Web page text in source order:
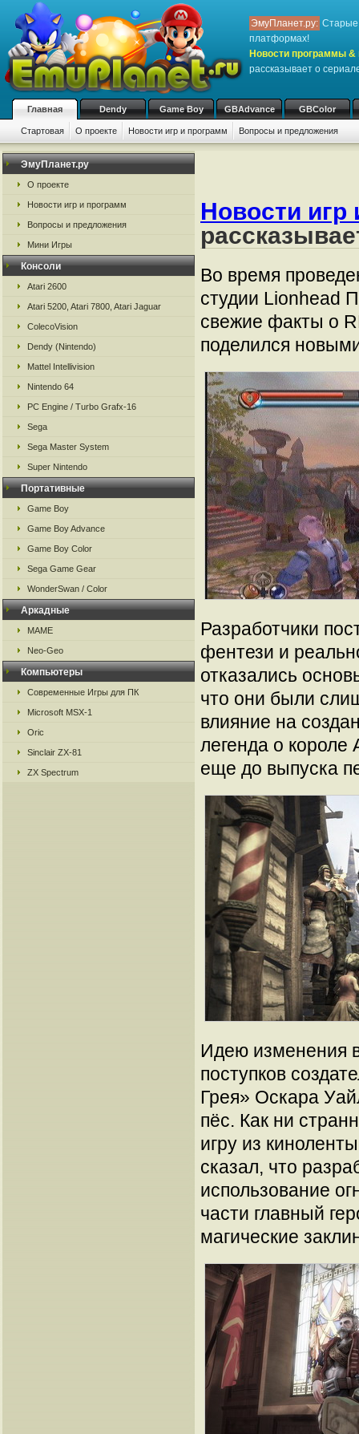
ЭмуПланет.ру: Старые
платформах!
Новости программы &
рассказывает о
Главная Dendy Game Boy GBAdvance GBColor
Стартовая О проекте Новости игр и программ Вопросы и предложения
ЭмуПланет.ру
О проекте
Новости игр и программ
Вопросы и предложения
Мини Игры
Консоли
Atari 2600
Atari 5200, Atari 7800, Atari Jaguar
ColecoVision
Dendy (Nintendo)
Mattel Intellivision
Nintendo 64
PC Engine / Turbo Grafx-16
Sega
Sega Master System
Super Nintendo
Портативные
Game Boy
Game Boy Advance
Game Boy Color
Sega Game Gear
WonderSwan / Color
Аркадные
MAME
Neo-Geo
Компьютеры
Современные Игры для ПК
Microsoft MSX-1
Oric
Sinclair ZX-81
ZX Spectrum
Новости игр
Во время
студии Lionhead
свежие факты о
поделился
Разработчики
фентези и
отказались
что они были
влияние на
легенда о короле
еще до выпуска
Идею изменения
поступков
Грея» Оскара
пёс. Как ни
игру из
сказал, что
использование
части главный
магические